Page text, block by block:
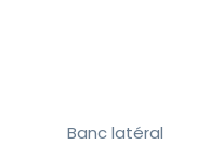
Banc latéral